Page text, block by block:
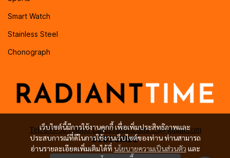
เว็บไซต์นี้มีการใช้งานคุกกี้ เพื่อเพิ่มประสิทธิภาพและ
ประสบการณ์ที่ดีในการใช้งานเว็บไซต์ของท่าน ท่านสามารถ
อ่านรายละเอียดเพิ่มเติมได้ที่ นโยบายความเป็นส่วนตัว และ
Smart Watch
Stainless Steel
Chonograph
Tel: 099-505-0666 Email:radiant.time.cs@gmail.com
SUBSCRIBE